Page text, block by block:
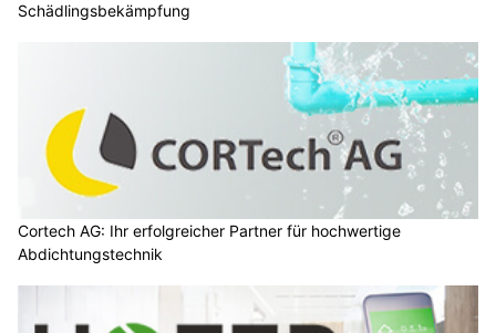
Schädlingsbekämpfung
Cortech AG: Ihr erfolgreicher Partner für hochwertige
Abdichtungstechnik